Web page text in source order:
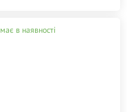
в наявності